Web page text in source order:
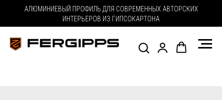
АЛЮМИНИЕВЫЙ ПРОФИЛЬ ДЛЯ СОВРЕМЕННЫХ АВТОРСКИХ
ИНТЕРЬЕРОВ ИЗ ГИПСОКАРТОНА